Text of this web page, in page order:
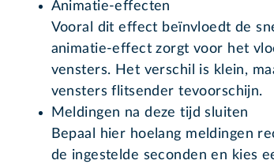
Animatie-effecten
Vooral dit effect beïnvloedt de
animatie-effect zorgt voor het
vensters. Het verschil is klein,
vensters flitsender tevoorschijn.
Meldingen na deze tijd sluiten
Bepaal hier hoelang meldingen
de ingestelde seconden en kies